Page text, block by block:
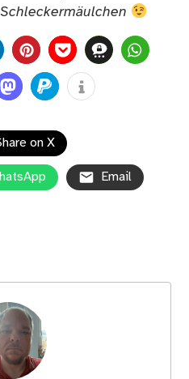
Schleckermäulchen
0
on X
Email